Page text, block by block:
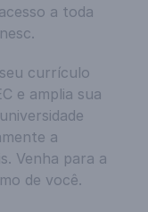
a toda
currículo
e amplia sua
a
Venha para a
de você.